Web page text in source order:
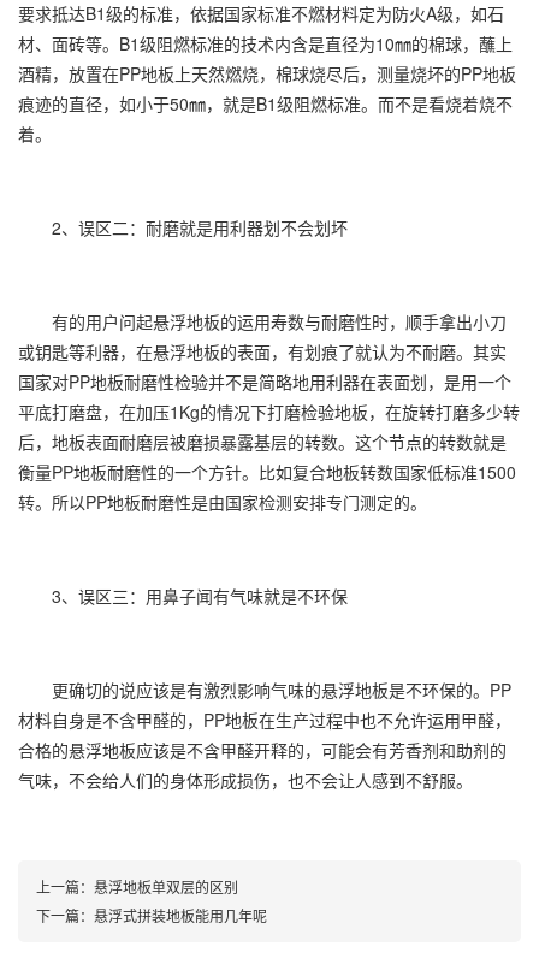
要求抵达B1级的标准，依据国家标准不燃材料定为防火A级，如石
材、面砖等。B1级阻燃标准的技术内含是直径为10㎜的棉球，蘸上
酒精，放置在PP地板上天然燃烧，棉球烧尽后，测量烧坏的PP地板
痕迹的直径，如小于50㎜，就是B1级阻燃标准。而不是看烧着烧不
着。
2、误区二：耐磨就是用利器划不会划坏
有的用户问起悬浮地板的运用寿数与耐磨性时，顺手拿出小刀
或钥匙等利器，在悬浮地板的表面，有划痕了就认为不耐磨。其实
国家对PP地板耐磨性检验并不是简略地用利器在表面划，是用一个
平底打磨盘，在加压1Kg的情况下打磨检验地板，在旋转打磨多少转
后，地板表面耐磨层被磨损暴露基层的转数。这个节点的转数就是
衡量PP地板耐磨性的一个方针。比如复合地板转数国家低标准1500
转。所以PP地板耐磨性是由国家检测安排专门测定的。
3、误区三：用鼻子闻有气味就是不环保
更确切的说应该是有激烈影响气味的悬浮地板是不环保的。PP
材料自身是不含甲醛的，PP地板在生产过程中也不允许运用甲醛，
合格的悬浮地板应该是不含甲醛开释的，可能会有芳香剂和助剂的
气味，不会给人们的身体形成损伤，也不会让人感到不舒服。
上一篇： 悬浮地板单双层的区别
下一篇： 悬浮式拼装地板能用几年呢